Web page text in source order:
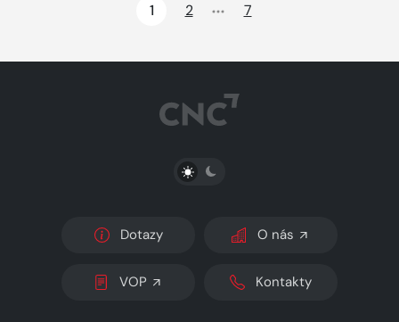
1
2 7
PŘEPNOUT SVĚTLÝ/TMAVÝ REŽIM
Dotazy O nás
VOP Kontakty